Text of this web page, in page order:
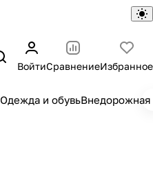
ВойтиСравнениеИзбранное
Одежда и обувьВнедорожная